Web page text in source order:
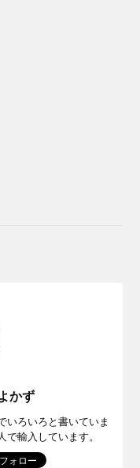
かず
いろいろと書いていま
輸入しています。